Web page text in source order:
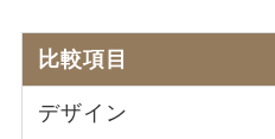
比較項目
デザイン